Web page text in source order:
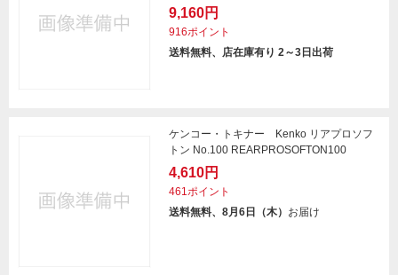
9,160円
916ポイント
送料無料、店在庫有り 2～3日出荷
ケンコー・トキナー Kenko リアプロソフ
トン No.100 REARPROSOFTON100
4,610円
461ポイント
送料無料、8月6日（木） お届け